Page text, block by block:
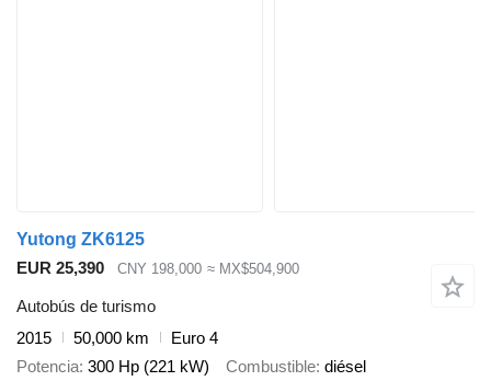
Yutong ZK6125
EUR 25,390
CNY 198,000 ≈ MX$504,900
Autobús de turismo
2015
50,000 km
Euro 4
Potencia 300 Hp (221 kW) Combustible diésel